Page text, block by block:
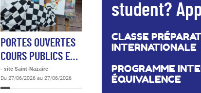
PORTES OUVERTES
COURS PUBLICS E…
- site Saint-Nazaire
Du 27/06/2026 au 27/06/2026
student?
CLASSE
INTERNATIONALE
PROGRAMME
ÉQUIVALENCE